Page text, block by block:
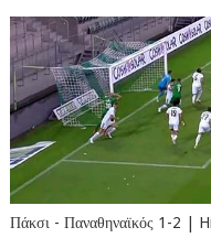
Πάκσι - Παναθηναϊκός 1-2 |